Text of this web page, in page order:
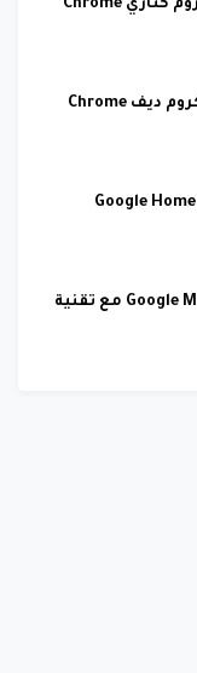
تحميل متصفح جوجل كروم كناري Chrome
تنزيل وتحميل متصفح كروم ديف Chrome
تنزيل تطبيق جوجل هوم Google Home
جوجل تعزز أمان Google Messages مع تقنية